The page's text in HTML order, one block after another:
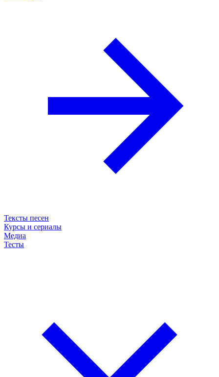
Тексты песен
Курсы и сериалы
Медиа
Тесты